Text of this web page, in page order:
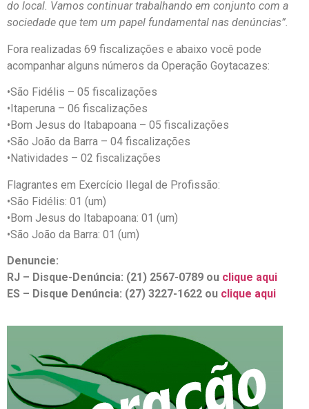
do local. Vamos continuar trabalhando em conjunto com a
sociedade que tem um papel fundamental nas denúncias”.
Fora realizadas 69 fiscalizações e abaixo você pode
acompanhar alguns números da Operação Goytacazes:
•São Fidélis – 05 fiscalizações
•Itaperuna – 06 fiscalizações
•Bom Jesus do Itabapoana – 05 fiscalizações
•São João da Barra – 04 fiscalizações
•Natividades – 02 fiscalizações
Flagrantes em Exercício Ilegal de Profissão:
•São Fidélis: 01 (um)
•Bom Jesus do Itabapoana: 01 (um)
•São João da Barra: 01 (um)
Denuncie:
RJ – Disque-Denúncia: (21) 2567-0789 ou clique aqui
ES – Disque Denúncia: (27) 3227-1622 ou clique aqui